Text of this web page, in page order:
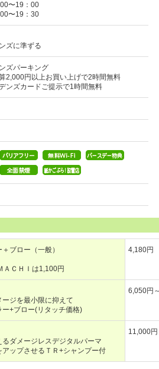
〜19：00
〜19：30
ズに準ずる
ズパーキング
2,000円以上お買い上げで2時間無料
ンズカードご提示で1時間無料
ブロー（一般）
ＡＣＨＩは1,100円
4,180円
ジを最小限に抑えて
+ブロー(リタッチ価格)
6,050円
ダメージレスデジタルパーマ
ップさせるＴＲ+シャンプー付
11,000